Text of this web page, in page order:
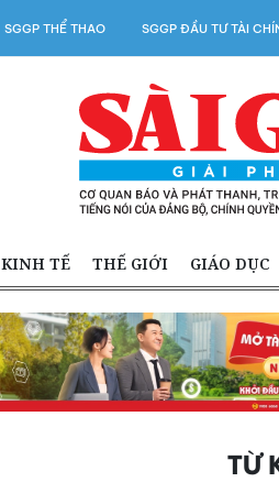
SGGP THỂ THAO SGGP ĐẦU TƯ TÀI
KINH TẾ THẾ GIỚI GIÁO DỤC
TỪ